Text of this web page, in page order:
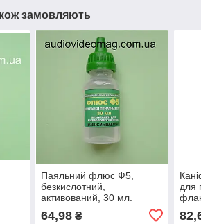
замовляють
Паяльний флюс Ф5,
безкислотний,
активований, 30 мл.
64,98₴
для